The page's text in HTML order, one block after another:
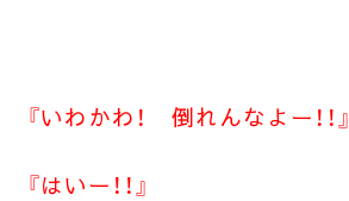
『いわかわ！ 倒れんなよー！！』
『はいー！！』